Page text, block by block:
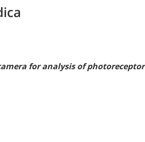
for analysis of photoreceptor